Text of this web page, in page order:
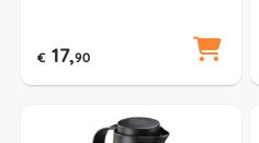
€ 17,90